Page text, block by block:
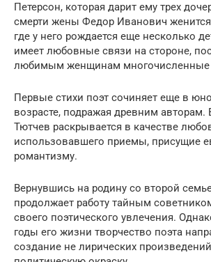
Петерсон, которая дарит ему трех
смерти жены Федор Иванович
где у него рождается еще несколько
имеет любовные связи на стороне,
любимым женщинам многочисленные
Первые стихи поэт сочиняет еще в
возрасте, подражая древним авторам.
Тютчев раскрывается в качестве
использовавшего приемы, присущие
романтизму.
Вернувшись на родину со второй
продолжает работу тайным
своего поэтического увлечения.
годы его жизни творчество поэта
создание не лирических